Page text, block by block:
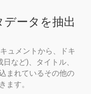
ータを抽出
キュメントから、ドキ
など)、タイトル、
まれているその他の
ます。